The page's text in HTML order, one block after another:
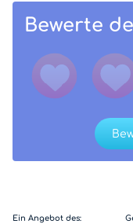
Bewerte
Ein Angebot des: